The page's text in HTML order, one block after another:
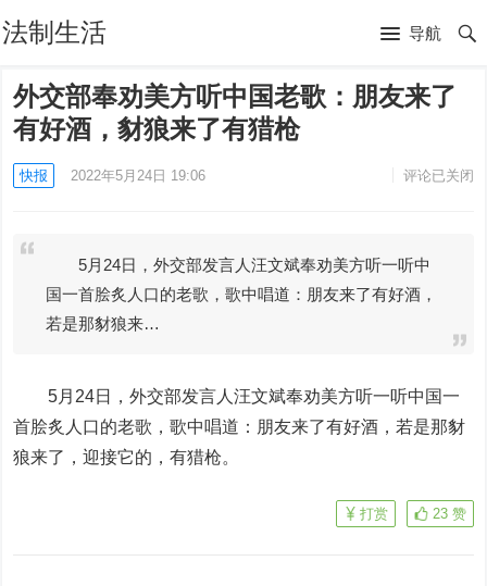
法制生活 导航
外交部奉劝美方听中国老歌：朋友来了
有好酒，豺狼来了有猎枪
快报 2022年5月24日 19:06 评论已关闭
5月24日，外交部发言人汪文斌奉劝美方听一听中
国一首脍炙人口的老歌，歌中唱道：朋友来了有好酒，
若是那豺狼来…
5月24日，外交部发言人汪文斌奉劝美方听一听中国一
首脍炙人口的老歌，歌中唱道：朋友来了有好酒，若是那豺
狼来了，迎接它的，有猎枪。
23 赞
打赏